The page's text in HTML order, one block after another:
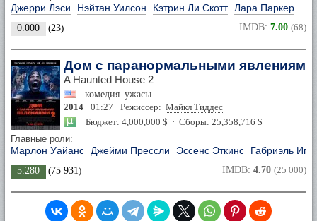
Джерри Лэси Нэйтан Уилсон Кэтрин Ли Скотт Лара Паркер
0.000 (23) IMDB: 7.00 (68)
Дом с паранормальными явлениями
A Haunted House 2
комедия ужасы
2014 · 01:27 · Режиссер: Майкл Тиддес
Бюджет: 4,000,000 $ · Сборы: 25,358,716 $
Главные роли:
Марлон Уайанс Джейми Прессли Эссенс Эткинс Габриэль
5.280 (75 931) IMDB: 4.70 (25 000)